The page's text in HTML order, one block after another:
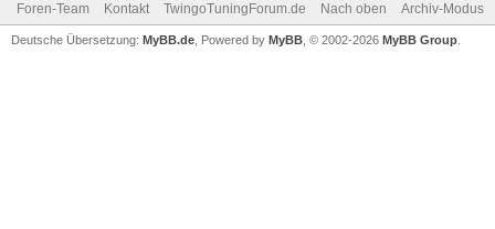
Foren-Team Kontakt TwingoTuningForum.de Nach oben Archiv-Modus
Deutsche Übersetzung: MyBB.de , Powered by MyBB , © 2002-2026 MyBB Group